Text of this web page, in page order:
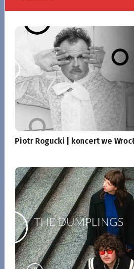
Piotr Rogucki | koncert we